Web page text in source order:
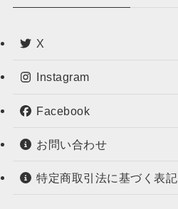
X
Instagram
Facebook
お問い合わせ
特定商取引法に基づく表記